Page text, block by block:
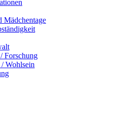
Mädchentage
Forschung
Wohlsein